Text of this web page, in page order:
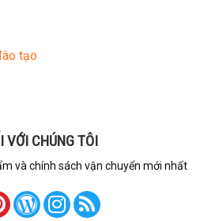
tạo
VỚI CHÚNG TÔI
và chính sách vận chuyển mới nhất